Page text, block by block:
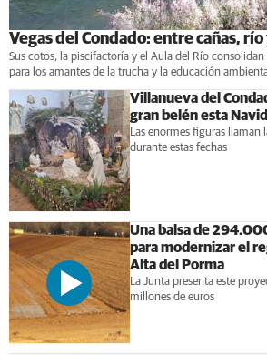
Vegas del Condado: entre cañas,
Sus cotos, la piscifactoría y el Aula del Río
para los amantes de la trucha y la educación
Villanueva del
gran belén esta
Las enormes figuras llaman
durante estas fechas
Una balsa de
para modernizar el
Alta del Porma
La Junta presenta este
millones de euros